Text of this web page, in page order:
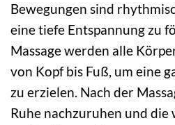
Bewegungen sind
eine tiefe Entspannung zu
Massage werden alle
von Kopf bis Fuß, um eine
zu erzielen. Nach der
Ruhe nachzuruhen und